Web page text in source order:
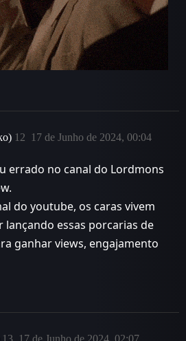
17 de Junho de 2024, 00:04
12
errado no canal do Lordmons
do youtube, os caras vivem
essas porcarias de
ganhar views, engajamento
17 de Junho de 2024, 02:07
13